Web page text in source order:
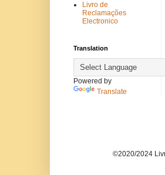
Livro de
Reclamações
Electronico
Translation
Powered by
Translate
©2020/2024